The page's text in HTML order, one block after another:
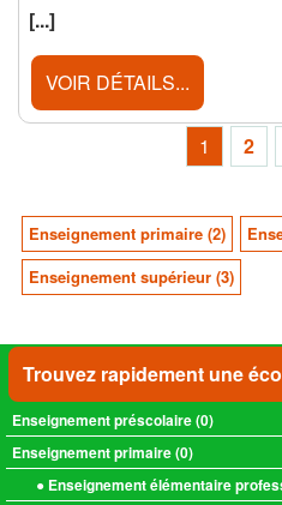
[...]
VOIR DÉTAILS...
1 2
Enseignement primaire (2)
Enseignement supérieur (3)
Trouvez rapidement une
Enseignement préscolaire (0)
Enseignement primaire (0)
● Enseignement élémentaire